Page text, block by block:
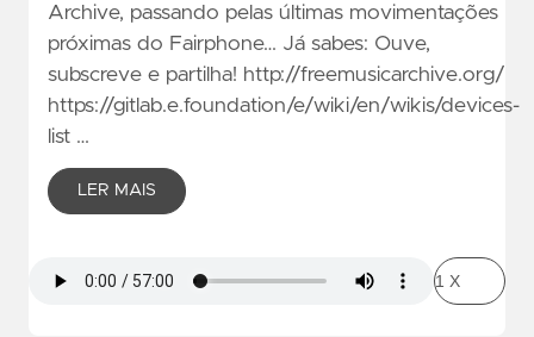
Archive, passando pelas últimas movimentações
próximas do Fairphone… Já sabes: Ouve,
subscreve e partilha! http://freemusicarchive.org/
https://gitlab.e.foundation/e/wiki/en/wikis/devices-
list …
LER MAIS